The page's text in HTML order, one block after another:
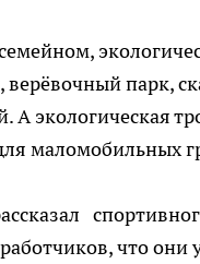
верёвочный парк,
экологическая
маломобильных
что они